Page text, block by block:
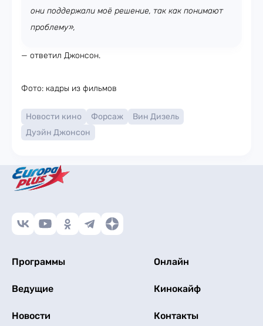
они поддержали моё решение, так как понимают
проблему»,
— ответил Джонсон.
Фото: кадры из фильмов
Новости кино Форсаж
Вин Дизель
Дуэйн Джонсон
Программы Онлайн
Ведущие Кинокайф
Новости Контакты